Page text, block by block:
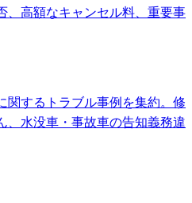
、高額なキャンセル料、重要事
関するトラブル事例を集約。修
、水没車・事故車の告知義務違